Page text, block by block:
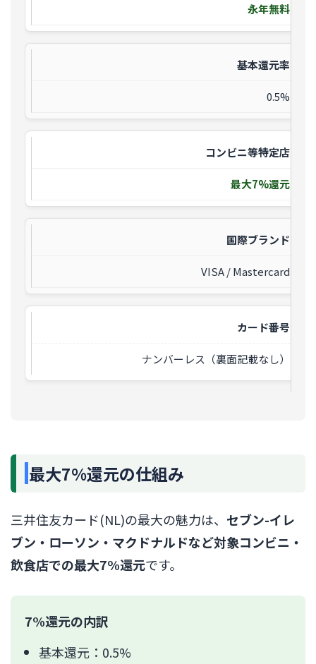
永年無料
基本還元率
0.5%
コンビニ等特定店
最大7%還元
国際ブランド
VISA / Mastercard
カード番号
ナンバーレス（裏面記載なし）
最大7%還元の仕組み
三井住友カード(NL)の最大の魅力は、 セブン-イレ
ブン・ローソン・マクドナルドなど対象コンビニ・
飲食店での最大7%還元です。
7%還元の内訳
基本還元：0.5%